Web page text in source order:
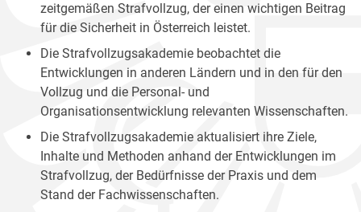
zeitgemäßen Strafvollzug, der einen wichtigen Beitrag
für die Sicherheit in Österreich leistet.
Die Strafvollzugsakademie beobachtet die
Entwicklungen in anderen Ländern und in den für den
Vollzug und die Personal- und
Organisationsentwicklung relevanten Wissenschaften.
Die Strafvollzugsakademie aktualisiert ihre Ziele,
Inhalte und Methoden anhand der Entwicklungen im
Strafvollzug, der Bedürfnisse der Praxis und dem
Stand der Fachwissenschaften.